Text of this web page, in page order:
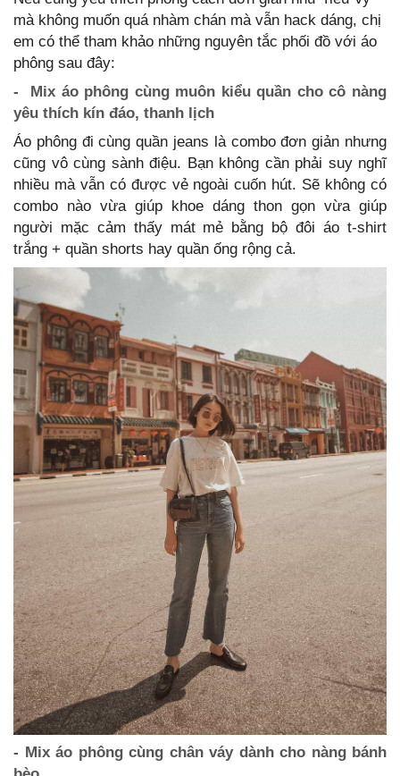
mà không muốn quá nhàm chán mà vẫn hack dáng, chị
em có thể tham khảo những nguyên tắc phối đồ với áo
phông sau đây:
- Mix áo phông cùng muôn kiểu quần cho cô nàng
yêu thích kín đáo, thanh lịch
Áo phông đi cùng quần jeans là combo đơn giản nhưng
cũng vô cùng sành điệu. Bạn không cần phải suy nghĩ
nhiều mà vẫn có được vẻ ngoài cuốn hút. Sẽ không có
combo nào vừa giúp khoe dáng thon gọn vừa giúp
người mặc cảm thấy mát mẻ bằng bộ đôi áo t-shirt
trắng + quần shorts hay quần ống rộng cả.
- Mix áo phông cùng chân váy dành cho nàng bánh